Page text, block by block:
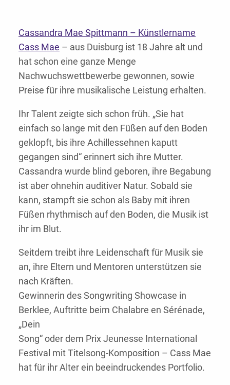
Cassandra Mae Spittmann – Künstlername
Cass Mae – aus Duisburg ist 18 Jahre alt und
hat schon eine ganze Menge
Nachwuchswettbewerbe gewonnen, sowie
Preise für ihre musikalische Leistung erhalten.
Ihr Talent zeigte sich schon früh. „Sie hat
einfach so lange mit den Füßen auf den Boden
geklopft, bis ihre Achillessehnen kaputt
gegangen sind“ erinnert sich ihre Mutter.
Cassandra wurde blind geboren, ihre Begabung
ist aber ohnehin auditiver Natur. Sobald sie
kann, stampft sie schon als Baby mit ihren
Füßen rhythmisch auf den Boden, die Musik ist
ihr im Blut.
Seitdem treibt ihre Leidenschaft für Musik sie
an, ihre Eltern und Mentoren unterstützen sie
nach Kräften.
Gewinnerin des Songwriting Showcase in
Berklee, Auftritte beim Chalabre en Sérénade,
„Dein
Song“ oder dem Prix Jeunesse International
Festival mit Titelsong-Komposition – Cass Mae
hat für ihr Alter ein beeindruckendes Portfolio.